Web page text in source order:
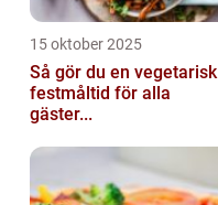
15 oktober 2025
Så gör du en vegetarisk
festmåltid för alla
gäster...